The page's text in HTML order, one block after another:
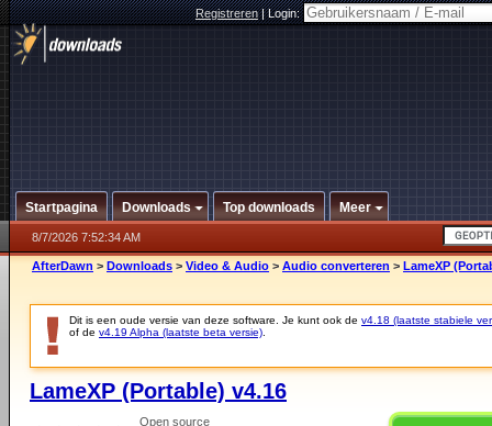
Registreren|Login:
Startpagina Downloads Top downloads Meer
8/7/2026 7:52:34 AM
AfterDawn > Downloads > Video & Audio > Audio converteren > LameXP
Dit is een oude versie van deze software. Je kunt ook de v4.18 (laatste stabiele
of de v4.19 Alpha (laatste beta versie)
LameXP (Portable) v4.16
Open source